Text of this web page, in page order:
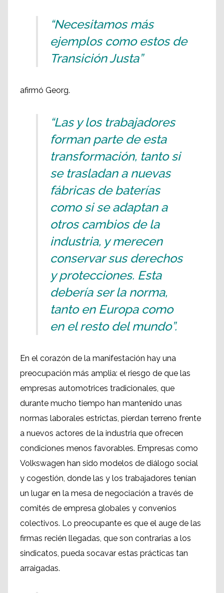
“Necesitamos más
ejemplos como estos de
Transición Justa”
afirmó Georg.
“Las y los trabajadores
forman parte de esta
transformación, tanto si
se trasladan a nuevas
fábricas de baterías
como si se adaptan a
otros cambios de la
industria, y merecen
conservar sus derechos
y protecciones. Esta
debería ser la norma,
tanto en Europa como
en el resto del mundo”.
En el corazón de la manifestación hay una
preocupación más amplia: el riesgo de que las
empresas automotrices tradicionales, que
durante mucho tiempo han mantenido unas
normas laborales estrictas, pierdan terreno frente
a nuevos actores de la industria que ofrecen
condiciones menos favorables. Empresas como
Volkswagen han sido modelos de diálogo social
y cogestión, donde las y los trabajadores tenían
un lugar en la mesa de negociación a través de
comités de empresa globales y convenios
colectivos. Lo preocupante es que el auge de las
firmas recién llegadas, que son contrarias a los
sindicatos, pueda socavar estas prácticas tan
arraigadas.